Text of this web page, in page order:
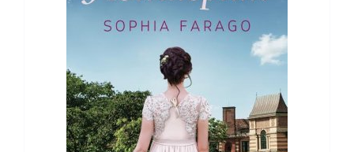
Dr. Rauchberger
Bücher-Shop
WooCommerce Warenkorb